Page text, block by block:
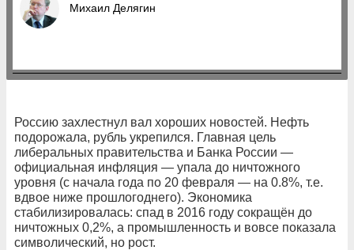
Михаил Делягин
Россию захлестнул вал хороших новостей. Нефть
подорожала, рубль укрепился. Главная цель
либеральных правительства и Банка России —
официальная инфляция — упала до ничтожного
уровня (с начала года по 20 февраля — на 0.8%, т.е.
вдвое ниже прошлогоднего). Экономика
стабилизировалась: спад в 2016 году сокращён до
ничтожных 0,2%, а промышленность и вовсе показала
символический, но рост.